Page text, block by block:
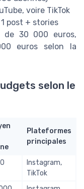
voire TikTok
post + stories
30 000 euros,
euros selon la
selon le
Plateformes
principales
Instagram,
TikTok